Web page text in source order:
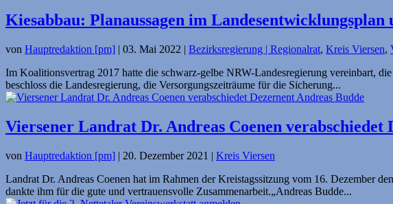
Kiesabbau: Planaussagen im
von Hauptredaktion [pm] | 03. Mai 2022 | Bezirksregierung | Regionalrat, Kreis Viersen,
Im Koalitionsvertrag 2017 hatte die schwarz-gelbe NRW-Landesregierung vereinbart,
beschloss die Landesregierung, die Versorgungszeiträume für die Sicherung...
Viersener Landrat Dr. Andreas Coenen verabschiedet
von Hauptredaktion [pm] | 20. Dezember 2021 | Kreis Viersen
Landrat Dr. Andreas Coenen hat im Rahmen der Kreistagssitzung vom 16. Dezember
dankte ihm für die gute und vertrauensvolle Zusammenarbeit.„Andreas Budde...